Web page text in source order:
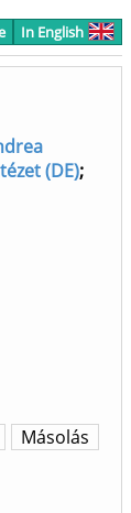
In English
(DE);
Másolás